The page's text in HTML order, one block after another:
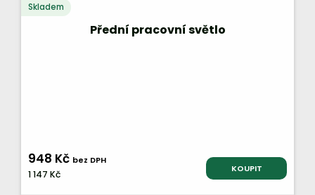
Skladem
Přední pracovní světlo
948 Kč bez DPH
1 147 Kč KOUPIT